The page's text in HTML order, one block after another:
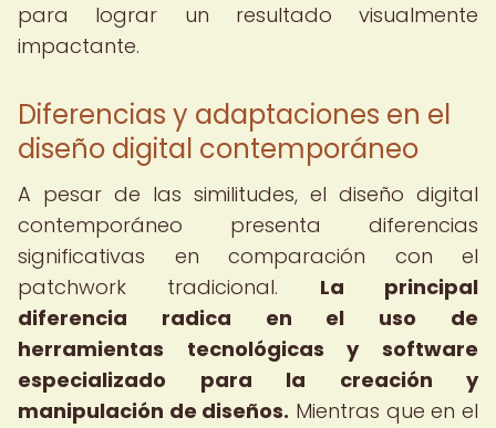
para lograr un resultado visualmente
impactante.
Diferencias y adaptaciones en el
diseño digital contemporáneo
A pesar de las similitudes, el diseño digital
contemporáneo presenta diferencias
significativas en comparación con el
patchwork tradicional. La principal
diferencia radica en el uso de
herramientas tecnológicas y software
especializado para la creación y
manipulación de diseños. Mientras que en el